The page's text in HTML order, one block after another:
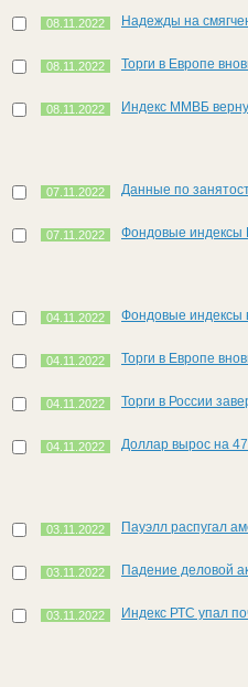
08.11.2022 Надежды на
08.11.2022 Торги в Европе
08.11.2022 Индекс ММВБ
07.11.2022 Данные по
07.11.2022 Фондовые индексы
04.11.2022 Фондовые индексы
04.11.2022 Торги в Европе
04.11.2022 Торги в России
04.11.2022 Доллар вырос на
03.11.2022 Пауэлл распугал
03.11.2022 Падение деловой
03.11.2022 Индекс РТС упал